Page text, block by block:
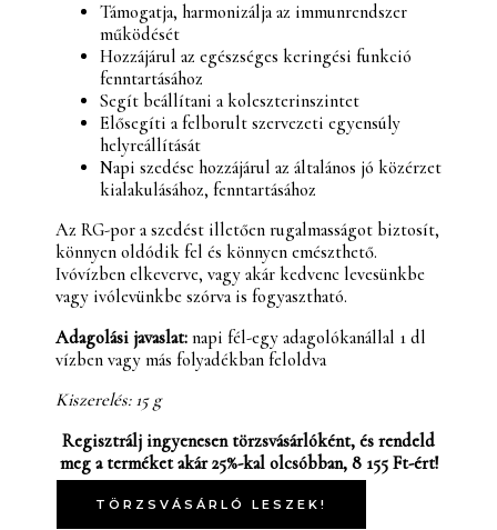
Támogatja, harmonizálja az immunrendszer
működését
Hozzájárul az egészséges keringési funkció
fenntartásához
Segít beállítani a koleszterinszintet
Elősegíti a felborult szervezeti egyensúly
helyreállítását
Napi szedése hozzájárul az általános jó közérzet
kialakulásához, fenntartásához
Az RG-por a szedést illetően rugalmasságot biztosít,
könnyen oldódik fel és könnyen emészthető.
Ivóvízben elkeverve, vagy akár kedvenc levesünkbe
vagy ivólevünkbe szórva is fogyasztható.
Adagolási javaslat:napi fél-egy adagolókanállal 1 dl
vízben vagy más folyadékban feloldva
Kiszerelés: 15 g
Regisztrálj ingyenesen törzsvásárlóként, és rendeld
meg a terméket akár 25%-kal olcsóbban, 8 155 Ft-ért!
TÖRZSVÁSÁRLÓ LESZEK!